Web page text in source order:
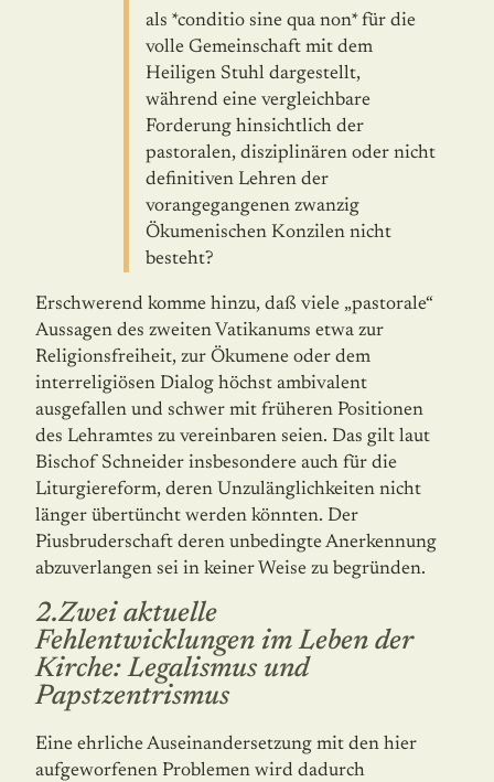
als *conditio sine qua non* für die
volle Gemeinschaft mit dem
Heiligen Stuhl dargestellt,
während eine vergleichbare
Forderung hinsichtlich der
pastoralen, disziplinären oder nicht
definitiven Lehren der
vorangegangenen zwanzig
Ökumenischen Konzilen nicht
besteht?
Erschwerend komme hinzu, daß viele „pastorale“
Aussagen des zweiten Vatikanums etwa zur
Religionsfreiheit, zur Ökumene oder dem
interreligiösen Dialog höchst ambivalent
ausgefallen und schwer mit früheren Positionen
des Lehramtes zu vereinbaren seien. Das gilt laut
Bischof Schneider insbesondere auch für die
Liturgiereform, deren Unzuläng­lichkeiten nicht
länger übertüncht werden könnten. Der
Piusbruderschaft deren unbe­dingte Anerkennung
abzuverlangen sei in keiner Weise zu begründen.
2.Zwei aktuelle
Fehlentwicklungen im Leben der
Kirche: Legalismus und
Papstzentrismus
Eine ehrliche Auseinandersetzung mit den hier
aufgeworfenen Problemen wird dadurch